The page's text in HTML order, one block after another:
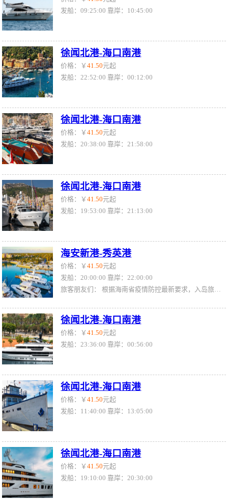
发船：09:25:00 靠岸：10:45:00
徐闻北港-海口南港
价格：￥41.50元起
发船：22:52:00 靠岸：00:12:00
徐闻北港-海口南港
价格：￥41.50元起
发船：20:38:00 靠岸：21:58:00
徐闻北港-海口南港
价格：￥41.50元起
发船：19:53:00 靠岸：21:13:00
海安新港-秀英港
价格：￥41.50元起
发船：20:00:00 靠岸：22:00:00
旅客朋友们： 根据海南省疫情防控最新要求，入岛旅客必须持48小时内一次以上核酸检测阴性证明登船（车、机），其中涉疫区旅客需提供间隔24小时的两次核酸检测阴性证明。全国风险管控地区分类和防控措施请查询海南省卫生健康委员会官网http://wst.hainan.gov.cn/swjw/index.html （注意：手机查询需拉到网页最底端选电脑版查询）；或拨打0898-12345市民热线查询。 如您未能按要求持48小时内核酸检测阴性结果报告，则需要在入琼口岸现场排队做核酸检测，
徐闻北港-海口南港
价格：￥41.50元起
发船：23:36:00 靠岸：00:56:00
徐闻北港-海口南港
价格：￥41.50元起
发船：11:40:00 靠岸：13:05:00
徐闻北港-海口南港
价格：￥41.50元起
发船：19:10:00 靠岸：20:30:00